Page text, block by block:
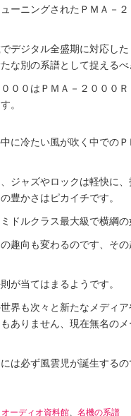
ーニングされたＰＭＡ－
デジタル全盛期に対応し
な別の系譜として捉えるべ
００はＰＭＡ－２０００
。
に冷たい風が吹く中での
ジャズやロックは軽快に
豊かさはピカイチです。
ドルクラス最大級で横綱の
趣向も変わるのです、そ
が当てはまるようです。
界も次々と新たなメディ
ありません、現在無名の
は必ず風雲児が誕生するの
オーディオ資料館、 名機の系譜